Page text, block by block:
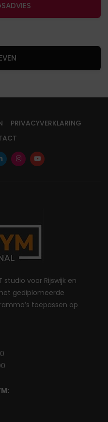
PRIVACYVERKLARING
studio voor Rijswijk en
gediplomeerde
toepassen op